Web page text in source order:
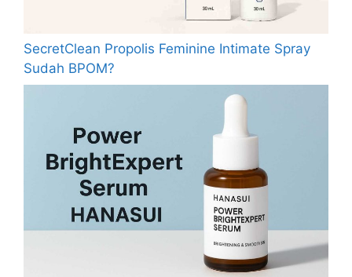
SecretClean Propolis Feminine Intimate Spray
Sudah BPOM?